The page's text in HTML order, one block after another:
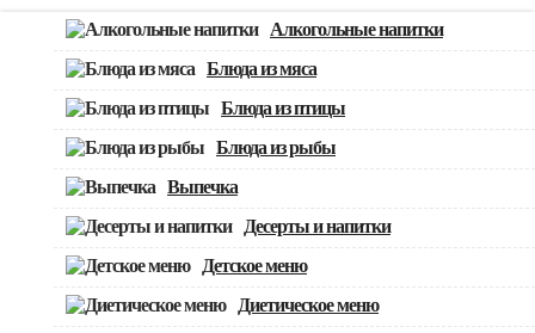
Алкогольные напитки
Блюда из мяса
Блюда из птицы
Блюда из рыбы
Выпечка
Десерты и напитки
Детское меню
Диетическое меню